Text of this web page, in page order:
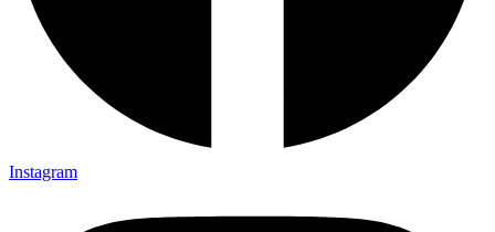
Instagram